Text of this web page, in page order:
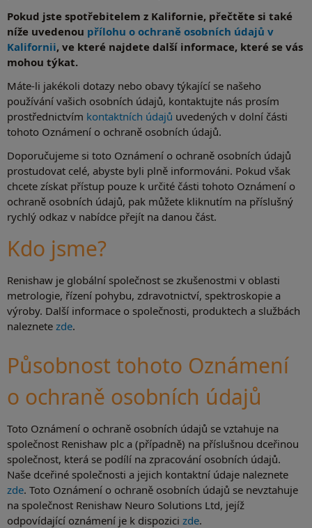
Pokud jste spotřebitelem z Kalifornie, přečtěte si také
níže uvedenou přílohu o ochraně osobních údajů v
Kalifornii, ve které najdete další informace, které se vás
mohou týkat.
Máte-li jakékoli dotazy nebo obavy týkající se našeho
používání vašich osobních údajů, kontaktujte nás prosím
prostřednictvím kontaktních údajů uvedených v dolní části
tohoto Oznámení o ochraně osobních údajů.
Doporučujeme si toto Oznámení o ochraně osobních údajů
prostudovat celé, abyste byli plně informováni. Pokud však
chcete získat přístup pouze k určité části tohoto Oznámení o
ochraně osobních údajů, pak můžete kliknutím na příslušný
rychlý odkaz v nabídce přejít na danou část.
Kdo jsme?
Renishaw je globální společnost se zkušenostmi v oblasti
metrologie, řízení pohybu, zdravotnictví, spektroskopie a
výroby. Další informace o společnosti, produktech a službách
naleznete zde.
Působnost tohoto Oznámení
o ochraně osobních údajů
Toto Oznámení o ochraně osobních údajů se vztahuje na
společnost Renishaw plc a (případně) na příslušnou dceřinou
společnost, která se podílí na zpracování osobních údajů.
Naše dceřiné společnosti a jejich kontaktní údaje naleznete
zde. Toto Oznámení o ochraně osobních údajů se nevztahuje
na společnost Renishaw Neuro Solutions Ltd, jejíž
odpovídající oznámení je k dispozici zde.